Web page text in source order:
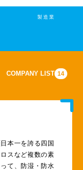
製造業
COMPANY LIST 14
本一を誇る四国
スなど複数の素
て、防湿・防水